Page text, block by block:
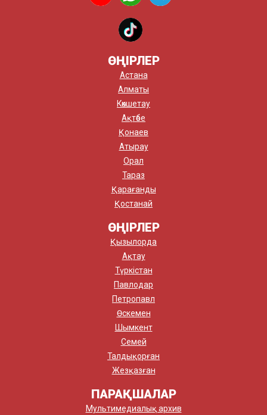
ӨҢІРЛЕР
Астана
Алматы
Көкшетау
Ақтөбе
Қонаев
Атырау
Орал
Тараз
Қарағанды
Қостанай
ӨҢІРЛЕР
Қызылорда
Ақтау
Түркістан
Павлодар
Петропавл
Өскемен
Шымкент
Семей
Талдықорған
Жезқазған
ПАРАҚШАЛАР
Мультимедиалық архив